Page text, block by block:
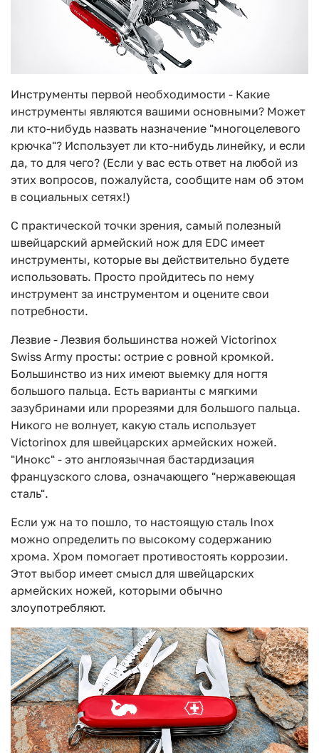
Инструменты первой необходимости - Какие
инструменты являются вашими основными? Может
ли кто-нибудь назвать назначение "многоцелевого
крючка"? Использует ли кто-нибудь линейку, и если
да, то для чего? (Если у вас есть ответ на любой из
этих вопросов, пожалуйста, сообщите нам об этом
в социальных сетях!)
С практической точки зрения, самый полезный
швейцарский армейский нож для EDC имеет
инструменты, которые вы действительно будете
использовать. Просто пройдитесь по нему
инструмент за инструментом и оцените свои
потребности.
Лезвие - Лезвия большинства ножей Victorinox
Swiss Army просты: острие с ровной кромкой.
Большинство из них имеют выемку для ногтя
большого пальца. Есть варианты с мягкими
зазубринами или прорезями для большого пальца.
Никого не волнует, какую сталь использует
Victorinox для швейцарских армейских ножей.
"Инокс" - это англоязычная бастардизация
французского слова, означающего "нержавеющая
сталь".
Если уж на то пошло, то настоящую сталь Inox
можно определить по высокому содержанию
хрома. Хром помогает противостоять коррозии.
Этот выбор имеет смысл для швейцарских
армейских ножей, которыми обычно
злоупотребляют.